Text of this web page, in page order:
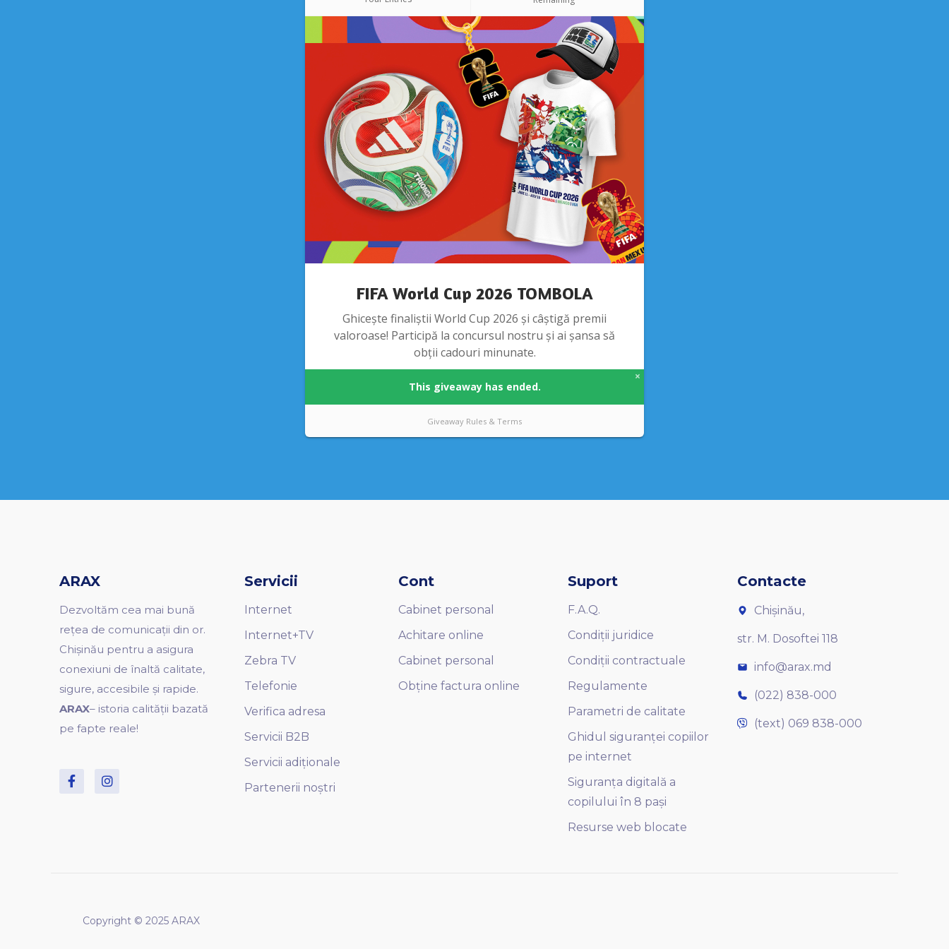
ARAX
Dezvoltăm cea mai bună
rețea de comunicații din or.
Chișinău pentru a asigura
conexiuni de înaltă calitate,
sigure, accesibile și rapide.
ARAX– istoria calității bazată
pe fapte reale!
Servicii
Internet
Internet+TV
Zebra TV
Telefonie
Verifica adresa
Servicii B2B
Servicii adiționale
Partenerii noștri
Cont
Cabinet personal
Achitare online
Cabinet personal
Obține factura online
Suport
F.A.Q.
Condiții juridice
Condiții contractuale
Regulamente
Parametri de calitate
Ghidul siguranței copiilor
pe internet
Siguranța digitală a
copilului în 8 pași
Resurse web blocate
Contacte
Chișinău,
str. M. Dosoftei 118
info@arax.md
(022) 838-000
(text) 069 838-000
Copyright © 2025 ARAX